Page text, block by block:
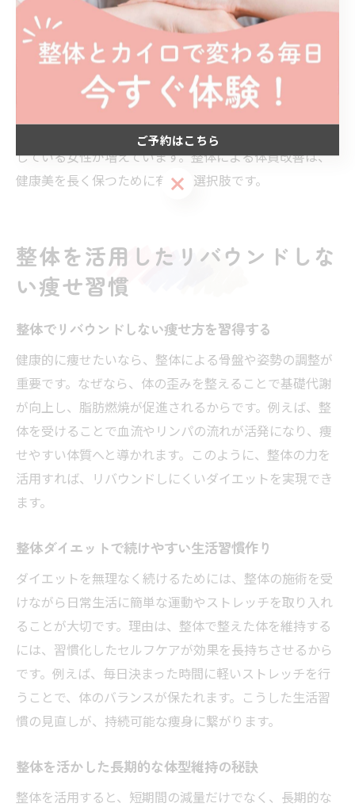
整体の施術がもたらす代謝アップの実例
整体施術によって代謝が上がった実例として、体の軽さ
や姿勢の変化を実感した方が多くいます。これは、骨格
のバランスが整い、筋肉や内臓の働きが活性化された証
拠です。三重県いなべ市でも、整体を続けることで日常
生活が快適になり、無理なく健康的なダイエットを実現
している女性が増えています。整体による体質改善は、
健康美を長く保つために有効な選択肢です。
整体を活用したリバウンドしな
い痩せ習慣
整体でリバウンドしない痩せ方を習得する
健康的に痩せたいなら、整体による骨盤や姿勢の調整が
重要です。なぜなら、体の歪みを整えることで基礎代謝
が向上し、脂肪燃焼が促進されるからです。例えば、整
体を受けることで血流やリンパの流れが活発になり、痩
せやすい体質へと導かれます。このように、整体の力を
活用すれば、リバウンドしにくいダイエットを実現でき
ます。
整体ダイエットで続けやすい生活習慣作り
ダイエットを無理なく続けるためには、整体の施術を受
けながら日常生活に簡単な運動やストレッチを取り入れ
ることが大切です。理由は、整体で整えた体を維持する
には、習慣化したセルフケアが効果を長持ちさせるから
です。例えば、毎日決まった時間に軽いストレッチを行
うことで、体のバランスが保たれます。こうした生活習
慣の見直しが、持続可能な痩身に繋がります。
整体を活かした長期的な体型維持の秘訣
整体を活用すると、短期間の減量だけでなく、長期的な
ご予約はこちら
ご予約はこちら